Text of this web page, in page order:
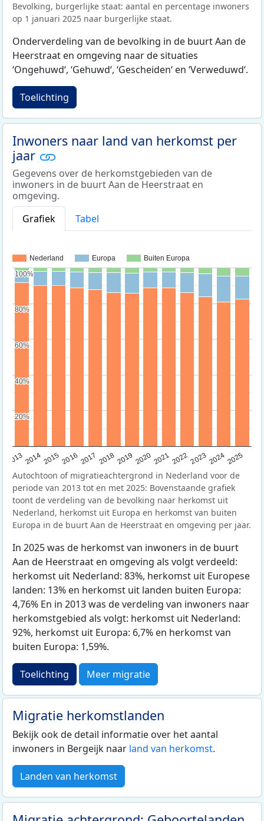
Bevolking, burgerlijke staat: aantal en percentage inwoners
op 1 januari 2025 naar burgerlijke staat.
Onderverdeling van de bevolking in de buurt Aan de
Heerstraat en omgeving naar de situaties
‘Ongehuwd‘, ‘Gehuwd‘, ‘Gescheiden‘ en ‘Verweduwd‘.
Toelichting
Inwoners naar land van herkomst per
jaar
Gegevens over de herkomstgebieden van de
inwoners in de buurt Aan de Heerstraat en
omgeving.
Grafiek
Tabel
Nederland Europa Buiten Europa
20132014201520162017 20182019 202020212022202320242025
20%
20%
40%
40%
60%
60%
80%
80%
100%
100%
Autochtoon of migratieachtergrond in Nederland voor de
periode van 2013 tot en met 2025: Bovenstaande grafiek
toont de verdeling van de bevolking naar herkomst uit
Nederland, herkomst uit Europa en herkomst van buiten
Europa in de buurt Aan de Heerstraat en omgeving per jaar.
In 2025 was de herkomst van inwoners in de buurt
Aan de Heerstraat en omgeving als volgt verdeeld:
herkomst uit Nederland: 83%, herkomst uit Europese
landen: 13% en herkomst uit landen buiten Europa:
4,76% En in 2013 was de verdeling van inwoners naar
herkomstgebied als volgt: herkomst uit Nederland:
92%, herkomst uit Europa: 6,7% en herkomst van
buiten Europa: 1,59%.
Toelichting Meer migratie
Migratie herkomstlanden
Bekijk ook de detail informatie over het aantal
inwoners in Bergeijk naar land van herkomst.
Landen van herkomst